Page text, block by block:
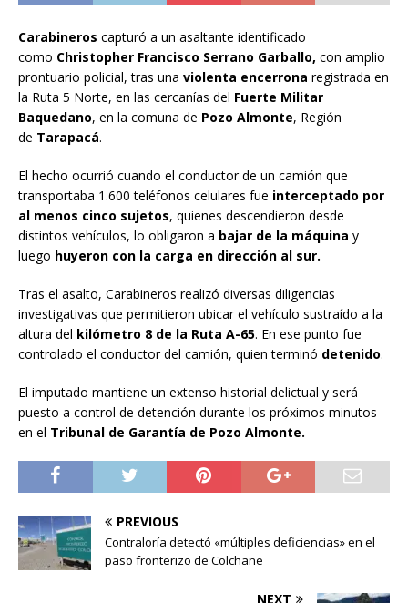
Carabineros capturó a un asaltante identificado
como Christopher Francisco Serrano Garballo, con amplio
prontuario policial, tras una violenta encerrona registrada en
la Ruta 5 Norte, en las cercanías del Fuerte Militar
Baquedano, en la comuna de Pozo Almonte, Región
de Tarapacá.
El hecho ocurrió cuando el conductor de un camión que
transportaba 1.600 teléfonos celulares fue interceptado por
al menos cinco sujetos, quienes descendieron desde
distintos vehículos, lo obligaron a bajar de la máquina y
luego huyeron con la carga en dirección al sur.
Tras el asalto, Carabineros realizó diversas diligencias
investigativas que permitieron ubicar el vehículo sustraído a la
altura del kilómetro 8 de la Ruta A-65. En ese punto fue
controlado el conductor del camión, quien terminó detenido.
El imputado mantiene un extenso historial delictual y será
puesto a control de detención durante los próximos minutos
en el Tribunal de Garantía de Pozo Almonte.
PREVIOUS
Contraloría detectó «múltiples deficiencias» en el
paso fronterizo de Colchane
NEXT